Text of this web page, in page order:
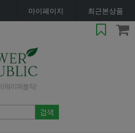
마이페이지 최근본상품